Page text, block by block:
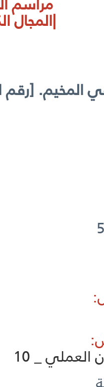
|المجال
[رقم
5
العملي _ 10